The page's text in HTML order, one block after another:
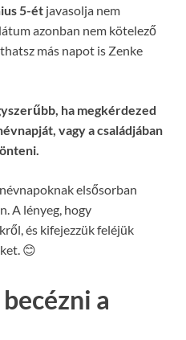
5-ét javasolja nem
azonban nem kötelező
más napot is Zenke
ha megkérdezed
vagy a családjában
elsősorban
A lényeg, hogy
és kifejezzük feléjük
😊
a